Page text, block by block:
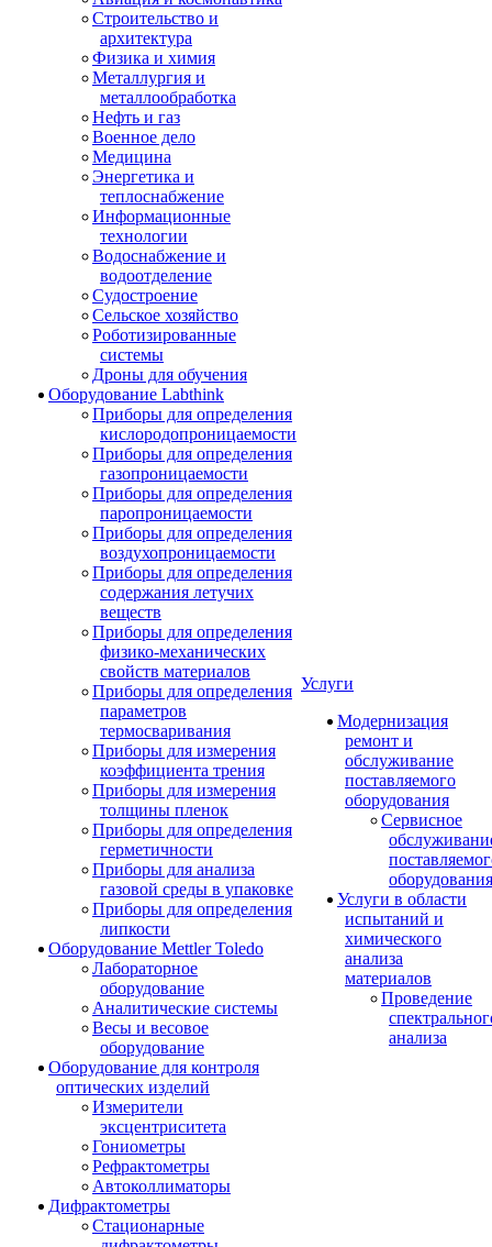
Строительство и
архитектура
Физика и химия
Металлургия и
металлообработка
Нефть и газ
Военное дело
Медицина
Энергетика и
теплоснабжение
Информационные
технологии
Водоснабжение и
водоотделение
Судостроение
Сельское хозяйство
Роботизированные
системы
Дроны для обучения
Оборудование Labthink
Приборы для определения
кислородопроницаемости
Приборы для определения
газопроницаемости
Приборы для определения
паропроницаемости
Приборы для определения
воздухопроницаемости
Приборы для определения
содержания летучих
веществ
Приборы для определения
физико-механических
свойств материалов
Приборы для определения
параметров
термосваривания
Приборы для измерения
коэффициента трения
Приборы для измерения
толщины пленок
Приборы для определения
герметичности
Приборы для анализа
газовой среды в упаковке
Приборы для определения
липкости
Оборудование Mettler Toledo
Лабораторное
оборудование
Аналитические системы
Весы и весовое
оборудование
Оборудование для контроля
оптических изделий
Измерители
эксцентриситета
Гониометры
Рефрактометры
Автоколлиматоры
Дифрактометры
Стационарные
Услуги
Модернизация
ремонт и
обслуживание
поставляемого
оборудования
Сервисное
оборудования
Услуги в области
испытаний и
химического
анализа
материалов
Проведение
анализа